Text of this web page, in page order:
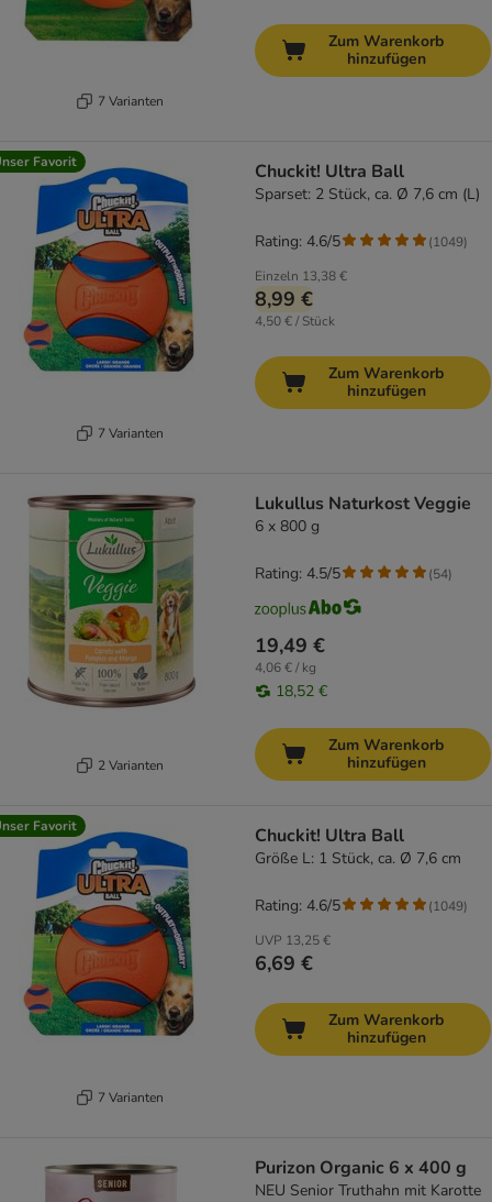
7 Varianten
Zum Warenkorb
hinzufügen
Favorit
7 Varianten
Chuckit! Ultra Ball
Sparset: 2 Stück, ca. Ø 7,6 cm (L)
Einzeln 13,38 €
8,99 €
4,50 € / Stück
Rating: 4.6/5 (1049)
Zum Warenkorb
hinzufügen
2 Varianten
Lukullus Naturkost Veggie
6 x 800 g
19,49 €
4,06 € / kg
18,52 €
Rating: 4.5/5 (54)
Zum Warenkorb
hinzufügen
Favorit
7 Varianten
Chuckit! Ultra Ball
Größe L: 1 Stück, ca. Ø 7,6 cm
UVP 13,25 €
6,69 €
Rating: 4.6/5 (1049)
Zum Warenkorb
hinzufügen
Purizon Organic 6 x 400 g
NEU Senior Truthahn mit Karotte